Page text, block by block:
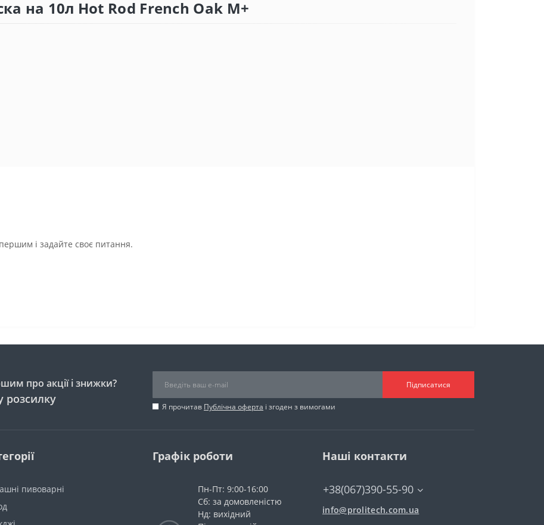
на 10л Hot Rod French Oak М+
і задайте своє питання.
про акції і знижки?
розсилку
Підписатися
Я прочитав Публічна оферта і згоден з вимогами
пивоварні
Графік роботи
Пн-Пт: 9:00-16:00
Сб: за домовленістю
Нд: вихідний
Наші контакти
+38(067)390-55-90
info@prolitech.com.ua